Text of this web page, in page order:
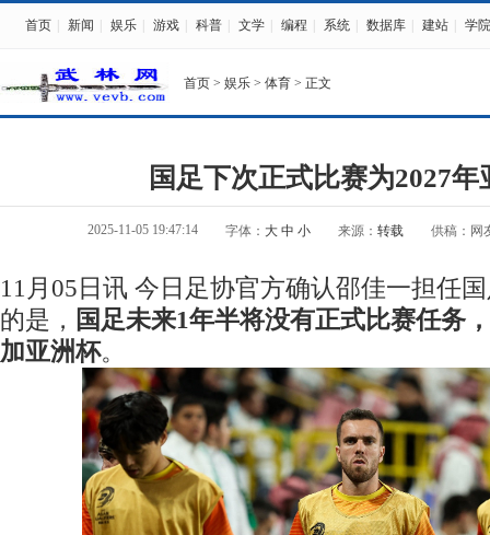
首页 新闻 娱乐 游戏 科普 文学 编程 系统 数据库 建站 学院
首页 > 娱乐 > 体育 > 正文
国足下次正式比赛为2027年
2025-11-05 19:47:14 字体： 大 中 小 来源： 转载 供稿：网
11月05日讯 今日足协官方确认邵佳一担任
的是， 国足未来1年半将没有正式比赛任务
加亚洲杯。